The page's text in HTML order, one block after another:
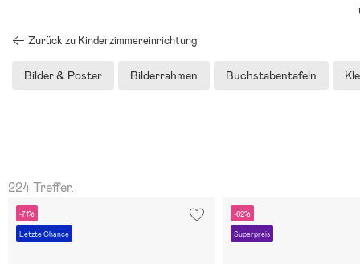
Zurück zu Kinderzimmereinrichtung
Bilder & Poster Bilderrahmen Buchstabentafeln
224 Treffer.
-71%
Letzte Chance
-62%
Superpreis